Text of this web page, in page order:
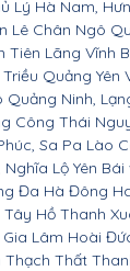
Lý Hà Nam,
Lê Chân Ngô
Tiên Lãng Vĩnh
Quảng Yên
Quảng Ninh,
Công Thái
Sa Pa Lào
Nghĩa Lộ Yên
Đa Hà Đông
Hồ Thanh
Lâm Hoài
Thạch Thất